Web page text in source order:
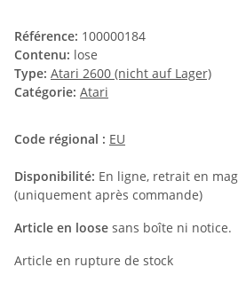
Référence: 100000184
Contenu: lose
Type: Atari 2600 (nicht auf Lager)
Catégorie: Atari
Code régional : EU
Disponibilité: En ligne, retrait en
(uniquement après commande)
Article en loose sans boîte ni notice.
Article en rupture de stock